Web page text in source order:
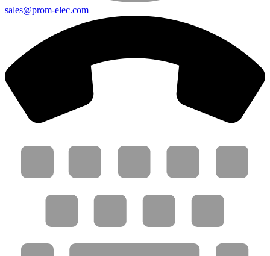
sales@prom-elec.com